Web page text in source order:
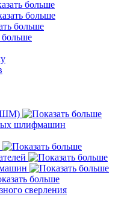
шлифмашин
сверления